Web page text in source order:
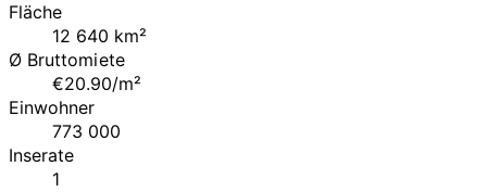
Fläche
12 640 km²
Ø Bruttomiete
€20.90/m²
Einwohner
773 000
Inserate
1